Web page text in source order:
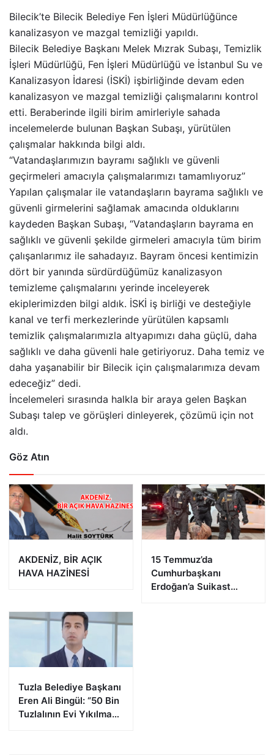
Bilecik’te Bilecik Belediye Fen İşleri Müdürlüğünce
kanalizasyon ve mazgal temizliği yapıldı.
Bilecik Belediye Başkanı Melek Mızrak Subaşı, Temizlik
İşleri Müdürlüğü, Fen İşleri Müdürlüğü ve İstanbul Su ve
Kanalizasyon İdaresi (İSKİ) işbirliğinde devam eden
kanalizasyon ve mazgal temizliği çalışmalarını kontrol
etti. Beraberinde ilgili birim amirleriyle sahada
incelemelerde bulunan Başkan Subaşı, yürütülen
çalışmalar hakkında bilgi aldı.
“Vatandaşlarımızın bayramı sağlıklı ve güvenli
geçirmeleri amacıyla çalışmalarımızı tamamlıyoruz’’
Yapılan çalışmalar ile vatandaşların bayrama sağlıklı ve
güvenli girmelerini sağlamak amacında olduklarını
kaydeden Başkan Subaşı, “Vatandaşların bayrama en
sağlıklı ve güvenli şekilde girmeleri amacıyla tüm birim
çalışanlarımız ile sahadayız. Bayram öncesi kentimizin
dört bir yanında sürdürdüğümüz kanalizasyon
temizleme çalışmalarını yerinde inceleyerek
ekiplerimizden bilgi aldık. İSKİ iş birliği ve desteğiyle
kanal ve terfi merkezlerinde yürütülen kapsamlı
temizlik çalışmalarımızla altyapımızı daha güçlü, daha
sağlıklı ve daha güvenli hale getiriyoruz. Daha temiz ve
daha yaşanabilir bir Bilecik için çalışmalarımıza devam
edeceğiz” dedi.
İncelemeleri sırasında halkla bir araya gelen Başkan
Subaşı talep ve görüşleri dinleyerek, çözümü için not
aldı.
Göz Atın
AKDENİZ, BİR AÇIK
HAVA HAZİNESİ
15 Temmuz’da
Cumhurbaşkanı
Erdoğan’a Suikast
Tuzla Belediye Başkanı
Eren Ali Bingül: “50 Bin
Tuzlalının Evi Yıkılma